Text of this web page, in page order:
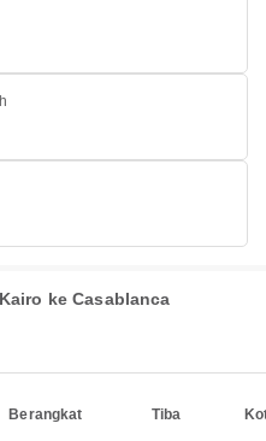
ke Casablanca
Berangkat Tiba